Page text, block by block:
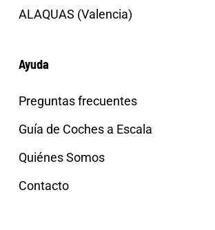
ALAQUAS (Valencia)
Ayuda
Preguntas frecuentes
Guía de Coches a Escala
Quiénes Somos
Contacto